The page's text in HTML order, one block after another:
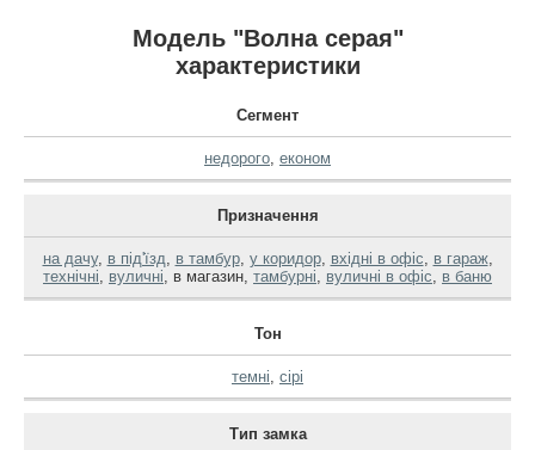
Модель "Волна серая"
характеристики
Сегмент
недорого економ
Призначення
на дачу, в під'їзд в тамбур, у коридор, вхідні в офіс в гараж,
технічні
вуличні в магазин тамбурні вуличні в офіс в баню
Тон
темні сірі
Тип замка